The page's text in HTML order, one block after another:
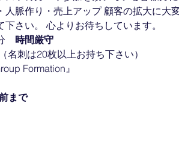
脈作り・売上アップ 顧客の拡大に大
さい。 心よりお待ちしています。
時間厳守
名刺は20枚以上お持ち下さい）
Formation』
まで